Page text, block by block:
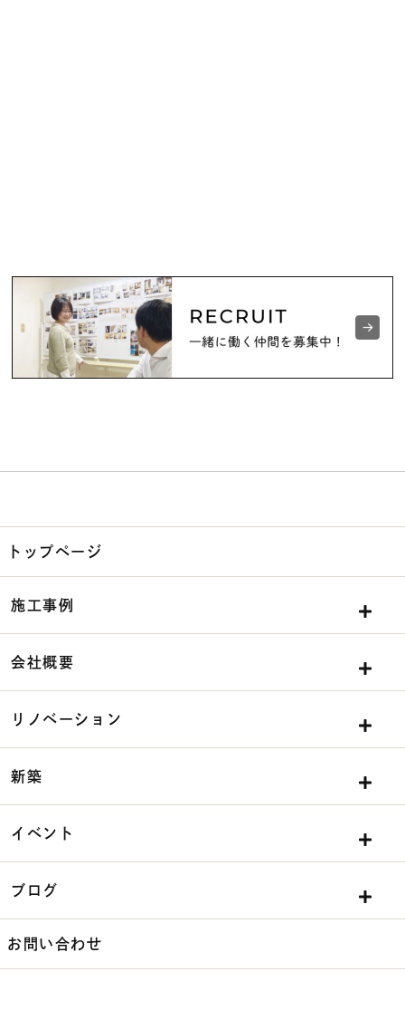
トップページ
施工事例
会社概要
リノベーション
新築
イベント
ブログ
お問い合わせ